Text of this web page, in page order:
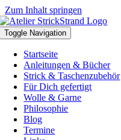
Zum Inhalt springen
Toggle Navigation
Startseite
Anleitungen & Bücher
Strick & Taschenzubehör
Für Dich gefertigt
Wolle & Garne
Philosophie
Blog
Termine